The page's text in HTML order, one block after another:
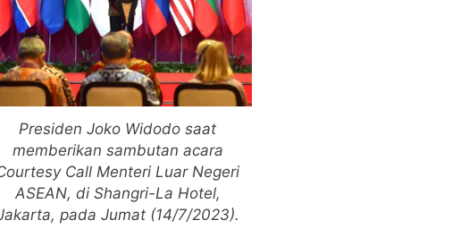
Presiden Joko Widodo saat
memberikan sambutan acara
Call Menteri Luar Negeri
ASEAN, di Shangri-La Hotel,
pada Jumat (14/7/2023).